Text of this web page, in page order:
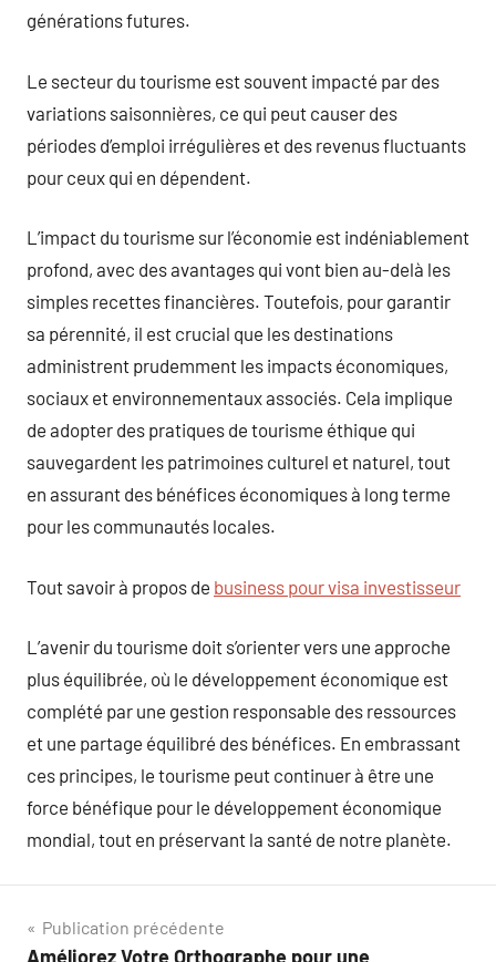
générations futures.
Le secteur du tourisme est souvent impacté par des
variations saisonnières, ce qui peut causer des
périodes d’emploi irrégulières et des revenus fluctuants
pour ceux qui en dépendent.
L’impact du tourisme sur l’économie est indéniablement
profond, avec des avantages qui vont bien au-delà les
simples recettes financières. Toutefois, pour garantir
sa pérennité, il est crucial que les destinations
administrent prudemment les impacts économiques,
sociaux et environnementaux associés. Cela implique
de adopter des pratiques de tourisme éthique qui
sauvegardent les patrimoines culturel et naturel, tout
en assurant des bénéfices économiques à long terme
pour les communautés locales.
Tout savoir à propos de business pour visa investisseur
L’avenir du tourisme doit s’orienter vers une approche
plus équilibrée, où le développement économique est
complété par une gestion responsable des ressources
et une partage équilibré des bénéfices. En embrassant
ces principes, le tourisme peut continuer à être une
force bénéfique pour le développement économique
mondial, tout en préservant la santé de notre planète.
Navigation
Publication précédente
Améliorez Votre Orthographe pour une